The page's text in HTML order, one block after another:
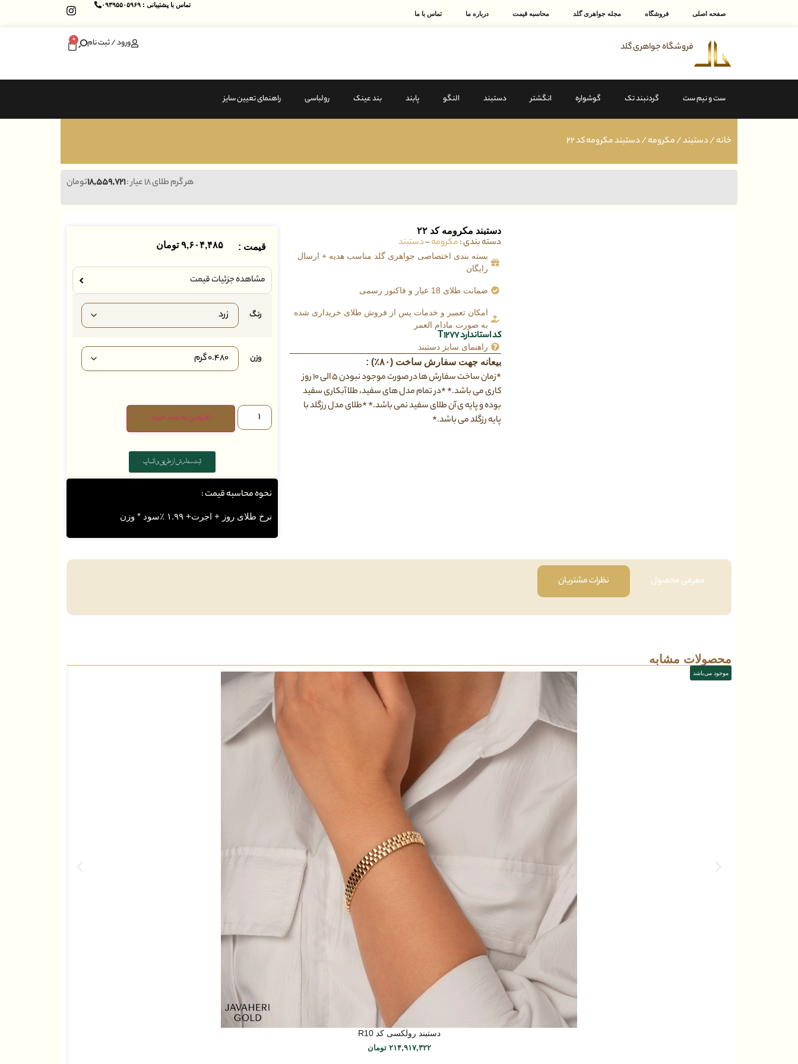
صفحه اصلی فروشگاه مجله جواهری گلد محاسبه قیمت درباره ما تماس با ما
تماس با پشتیبانی : ۰۹۳۹۵۵۰۵۹۶۹
فروشگاه جواهری گلد
0 ورود / ثبت نام
ست و نیم ست گردنبند تک گوشواره انگشتر دستبند النگو پابند بند عینک رولباسی راهنمای تعیین سایز
خانه/دستبند/مکرومه/ دستبند مکرومه کد ۲۲
تومان۱۸,۵۵۹,۷۲۱ هر گرم طلای ۱۸ عیار :
۹,۶۰۴,۴۸۵ تومان قیمت :
مشاهده جزئیات قیمت
رنگ
وزن
افزودن به سبد خرید
ثبت سفارش از طریق واتساپ
نحوه محاسبه قیمت :
نرخ طلای روز + اجرت+ ۱.۹۹ ٪سود * وزن
دستبند مکرومه کد ۲۲
دسته بندی :مکرومه–دستبند
بسته بندی اختصاصی جواهری گلد مناسب هدیه + ارسال
رایگان
ضمانت طلای 18 عیار و فاکتور رسمی
امکان تعمیر و خدمات پس از فروش طلای خریداری شده
به صورت مادام العمر
کد استاندارد T1277
راهنمای سایز دستبند
بیعانه جهت سفارش ساخت (۸۰٪) :
*زمان ساخت سفارش ها در صورت موجود نبودن ۵ الی ۱۰ روز
کاری می باشد.* *در تمام مدل های سفید، طلا آبکاری سفید
بوده و پایه ی آن طلای سفید نمی باشد.* *طلای مدل رزگلد با
پایه رزگلد می باشد.*
موجود می‌باشد
دستبند رولکسی کد R10
۲۱۴,۹۱۷,۳۲۲ تومان
محصولات مشابه
معرفی محصول نظرات مشتریان